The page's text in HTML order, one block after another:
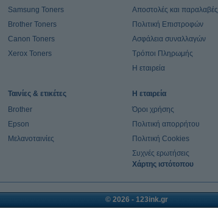
Samsung Toners
Brother Toners
Canon Toners
Xerox Toners
Αποστολές και παραλαβές
Πολιτική Επιστροφών
Ασφάλεια συναλλαγών
Τρόποι Πληρωμής
Η εταιρεία
Ταινίες & ετικέτες
Brother
Epson
Μελανοταινίες
Η εταιρεία
Όροι χρήσης
Πολιτική απορρήτου
Πολιτική Cookies
Συχνές ερωτήσεις
Χάρτης ιστότοπου
© 2026 - 123ink.gr